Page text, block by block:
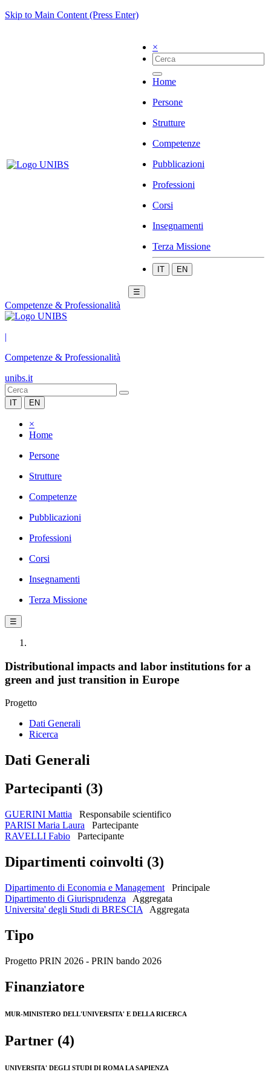
Skip to Main Content (Press Enter)
×
Home
Persone
Strutture
Competenze
Pubblicazioni
Professioni
Corsi
Insegnamenti
Terza Missione
IT EN
☰
Competenze & Professionalità
|
Competenze & Professionalità
unibs.it
IT EN
×
Home
Persone
Strutture
Competenze
Pubblicazioni
Professioni
Corsi
Insegnamenti
Terza Missione
☰
Distributional impacts and labor institutions for a
green and just transition in Europe
Progetto
Dati Generali
Ricerca
Dati Generali
Partecipanti (3)
GUERINI Mattia
Responsabile scientifico
PARISI Maria Laura
Partecipante
RAVELLI Fabio
Partecipante
Dipartimenti coinvolti (3)
Dipartimento di Economia e Management
Principale
Dipartimento di Giurisprudenza
Aggregata
Universita' degli Studi di BRESCIA
Aggregata
Tipo
Progetto PRIN 2026 - PRIN bando 2026
Finanziatore
MUR-MINISTERO DELL'UNIVERSITA' E DELLA RICERCA
Partner (4)
UNIVERSITA' DEGLI STUDI DI ROMA LA SAPIENZA